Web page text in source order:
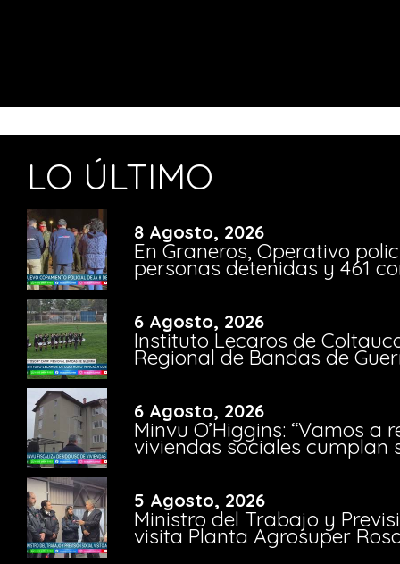
LO ÚLTIMO
8 Agosto, 2026
En Graneros, Operativo
personas detenidas y 461
6 Agosto, 2026
Instituto Lecaros de
Regional de Bandas de
6 Agosto, 2026
Minvu O’Higgins: “Vamos a
viviendas sociales cumplan
5 Agosto, 2026
Ministro del Trabajo y
visita Planta Agrosuper